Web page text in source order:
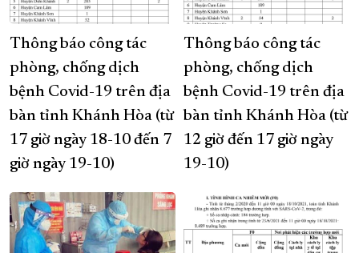
Thông báo công tác
phòng, chống dịch
bệnh Covid-19 trên địa
bàn tỉnh Khánh Hòa (từ
17 giờ ngày 18-10 đến 7
giờ ngày 19-10)
Thông báo công tác
phòng, chống dịch
bệnh Covid-19 trên địa
bàn tỉnh Khánh Hòa (từ
12 giờ đến 17 giờ ngày
19-10)